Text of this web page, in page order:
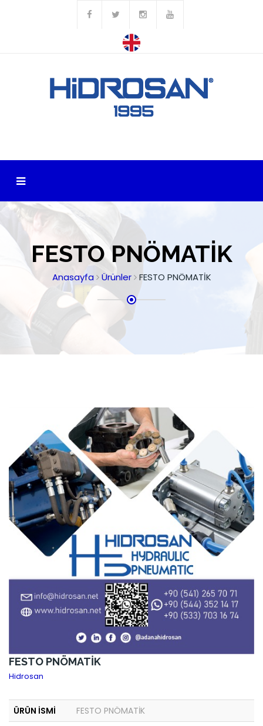
FESTO PNÖMATİK
Anasayfa Ürünler FESTO PNÖMATİK
FESTO PNÖMATİK
Hidrosan
ÜRÜN İSMİ
FESTO PNÖMATİK